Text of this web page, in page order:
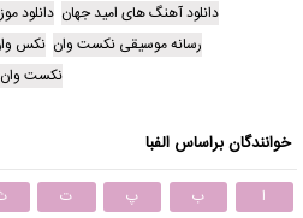
دانلود آهنگ های امید جهان دانلود
رسانه موسیقی نکست وان نکس
نکست
خوانندگان براساس الفبا
ا ب پ ت